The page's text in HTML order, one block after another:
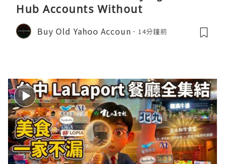
Hub Accounts Without
Buy Old Yahoo Accoun 14分鐘前